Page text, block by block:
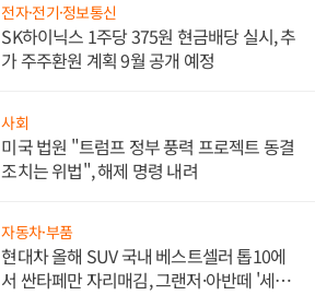
전자·전기·정보통신
SK하이닉스 1주당 375원 현금배당 실시, 추
가 주주환원 계획 9월 공개 예정
사회
미국 법원 "트럼프 정부 풍력 프로젝트 동결
조치는 위법", 해제 명령 내려
자동차·부품
현대차 올해 SUV 국내 베스트셀러 톱10에
서 싼타페만 자리매김, 그랜저·아반떼 '세단